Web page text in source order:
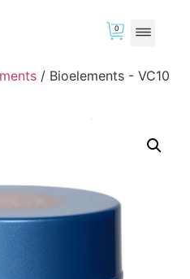
0
/ Bioelements - VC10